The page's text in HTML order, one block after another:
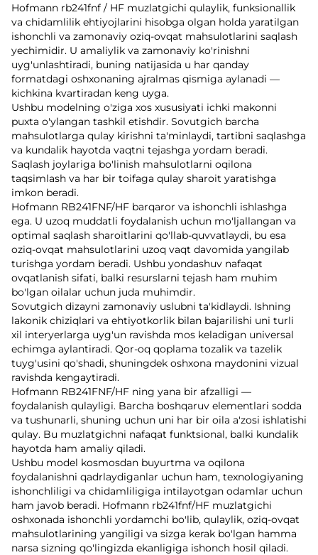
Hofmann rb241fnf / HF muzlatgichi qulaylik, funksionallik
va chidamlilik ehtiyojlarini hisobga olgan holda yaratilgan
ishonchli va zamonaviy oziq-ovqat mahsulotlarini saqlash
yechimidir. U amaliylik va zamonaviy ko'rinishni
uyg'unlashtiradi, buning natijasida u har qanday
formatdagi oshxonaning ajralmas qismiga aylanadi —
kichkina kvartiradan keng uyga.
Ushbu modelning o'ziga xos xususiyati ichki makonni
puxta o'ylangan tashkil etishdir. Sovutgich barcha
mahsulotlarga qulay kirishni ta'minlaydi, tartibni saqlashga
va kundalik hayotda vaqtni tejashga yordam beradi.
Saqlash joylariga bo'linish mahsulotlarni oqilona
taqsimlash va har bir toifaga qulay sharoit yaratishga
imkon beradi.
Hofmann RB241FNF/HF barqaror va ishonchli ishlashga
ega. U uzoq muddatli foydalanish uchun mo'ljallangan va
optimal saqlash sharoitlarini qo'llab-quvvatlaydi, bu esa
oziq-ovqat mahsulotlarini uzoq vaqt davomida yangilab
turishga yordam beradi. Ushbu yondashuv nafaqat
ovqatlanish sifati, balki resurslarni tejash ham muhim
bo'lgan oilalar uchun juda muhimdir.
Sovutgich dizayni zamonaviy uslubni ta'kidlaydi. Ishning
lakonik chiziqlari va ehtiyotkorlik bilan bajarilishi uni turli
xil interyerlarga uyg'un ravishda mos keladigan universal
echimga aylantiradi. Qor-oq qoplama tozalik va tazelik
tuyg'usini qo'shadi, shuningdek oshxona maydonini vizual
ravishda kengaytiradi.
Hofmann RB241FNF/HF ning yana bir afzalligi —
foydalanish qulayligi. Barcha boshqaruv elementlari sodda
va tushunarli, shuning uchun uni har bir oila a'zosi ishlatishi
qulay. Bu muzlatgichni nafaqat funktsional, balki kundalik
hayotda ham amaliy qiladi.
Ushbu model kosmosdan buyurtma va oqilona
foydalanishni qadrlaydiganlar uchun ham, texnologiyaning
ishonchliligi va chidamliligiga intilayotgan odamlar uchun
ham javob beradi. Hofmann rb241fnf/HF muzlatgichi
oshxonada ishonchli yordamchi bo'lib, qulaylik, oziq-ovqat
mahsulotlarining yangiligi va sizga kerak bo'lgan hamma
narsa sizning qo'lingizda ekanligiga ishonch hosil qiladi.